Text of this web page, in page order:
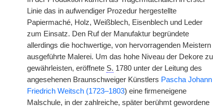
Linie das in aufwendiger Prozedur hergestellte
Papiermaché, Holz, Weißblech, Eisenblech und Leder
zum Einsatz. Den Ruf der Manufaktur begründete
allerdings die hochwertige, von hervorragenden Meistern
ausgeführte Malerei. Um das hohe Niveau der Dekore zu
gewährleisten, eröffnete S. 1780 unter der Leitung des
angesehenen Braunschweiger Künstlers Pascha Johann
Friedrich Weitsch (1723–1803) eine firmeneigene
Malschule, in der zahlreiche, später berühmt gewordene